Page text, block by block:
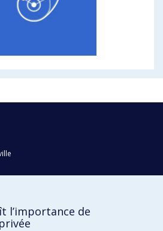
l’importance de